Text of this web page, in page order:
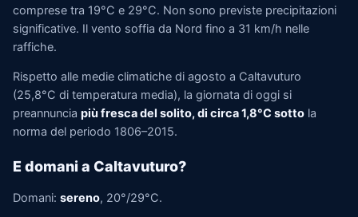
comprese tra 19°C e 29°C. Non sono previste precipitazioni
significative. Il vento soffia da Nord fino a 31 km/h nelle
raffiche.
Rispetto alle medie climatiche di agosto a Caltavuturo
(25,8°C di temperatura media), la giornata di oggi si
preannuncia più fresca del solito, di circa 1,8°C sotto la
norma del periodo 1806–2015.
E domani a Caltavuturo?
Domani: sereno, 20°/29°C.